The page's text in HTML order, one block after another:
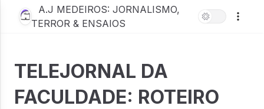
A.J MEDEIROS: JORNALISMO,
TERROR & ENSAIOS
TELEJORNAL DA
FACULDADE: ROTEIRO